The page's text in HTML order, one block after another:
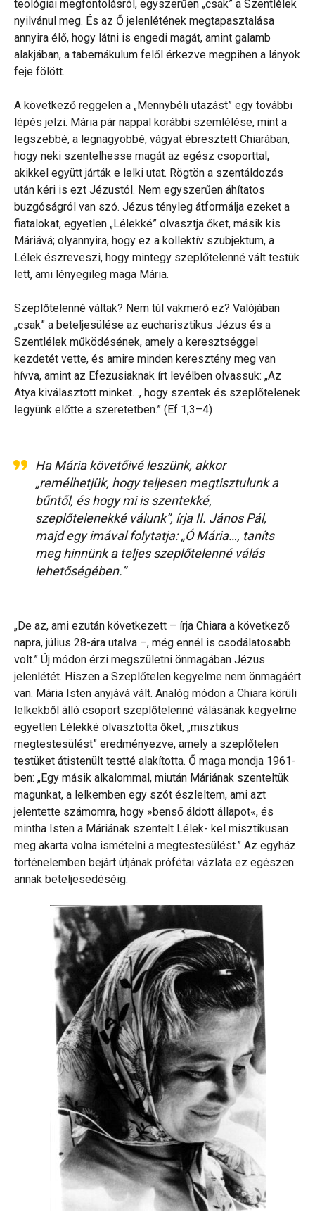
teológiai megfontolásról, egyszerűen „csak” a Szentlélek
nyilvánul meg. És az Ő jelenlétének megtapasztalása
annyira élő, hogy látni is engedi magát, amint galamb
alakjában, a tabernákulum felől érkezve megpihen a lányok
feje fölött.
A következő reggelen a „Mennybéli utazást” egy további
lépés jelzi. Mária pár nappal korábbi szemlélése, mint a
legszebbé, a legnagyobbé, vágyat ébresztett Chiarában,
hogy neki szentelhesse magát az egész csoporttal,
akikkel együtt járták e lelki utat. Rögtön a szentáldozás
után kéri is ezt Jézustól. Nem egyszerűen áhítatos
buzgóságról van szó. Jézus tényleg átformálja ezeket a
fiatalokat, egyetlen „Lélekké” olvasztja őket, másik kis
Máriává; olyannyira, hogy ez a kollektív szubjektum, a
Lélek észreveszi, hogy mintegy szeplőtelenné vált testük
lett, ami lényegileg maga Mária.
Szeplőtelenné váltak? Nem túl vakmerő ez? Valójában
„csak” a beteljesülése az eucharisztikus Jézus és a
Szentlélek működésének, amely a keresztséggel
kezdetét vette, és amire minden keresztény meg van
hívva, amint az Efezusiaknak írt levélben olvassuk: „Az
Atya kiválasztott minket…, hogy szentek és szeplőtelenek
legyünk előtte a szeretetben.” (Ef 1,3–4)
Ha Mária követőivé leszünk, akkor
„remélhetjük, hogy teljesen megtisztulunk a
bűntől, és hogy mi isszentekké,
szeplőtelenekkéválunk”, írja II. János Pál,
majd egy imával folytatja: „Ó Mária…, taníts
meg hinnünk a teljes szeplőtelenné válás
lehetőségében.”
„De az, ami ezután következett – írja Chiara a következő
napra, július 28-ára utalva –, még ennél is csodálatosabb
volt.” Új módon érzi megszületni önmagában Jézus
jelenlétét. Hiszen a Szeplőtelen kegyelme nem önmagáért
van. Mária Isten anyjává vált. Analóg módon a Chiara körüli
lelkekből álló csoport szeplőtelenné válásának kegyelme
egyetlen Lélekké olvasztotta őket, „misztikus
megtestesülést” eredményezve, amely a szeplőtelen
testüket átistenült testté alakította. Ő maga mondja 1961-
ben: „Egy másik alkalommal, miután Máriának szenteltük
magunkat, a lelkemben egy szót észleltem, ami azt
jelentette számomra, hogy »benső áldott állapot«, és
mintha Isten a Máriának szentelt Lélek- kel misztikusan
meg akarta volna ismételni a megtestesülést.” Az egyház
történelemben bejárt útjának prófétai vázlata ez egészen
annak beteljesedéséig.